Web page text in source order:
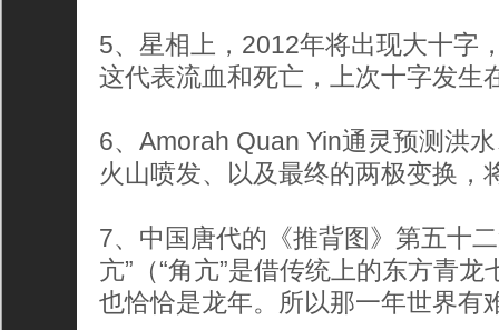
5、星相上，2012年将出现大十字
这代表流血和死亡，上次十字发生
6、Amorah Quan Yin通灵预测洪
火山喷发、以及最终的两极变换，
7、中国唐代的《推背图》第五十
亢”（“角亢”是借传统上的东方青
也恰恰是龙年。所以那一年世界有